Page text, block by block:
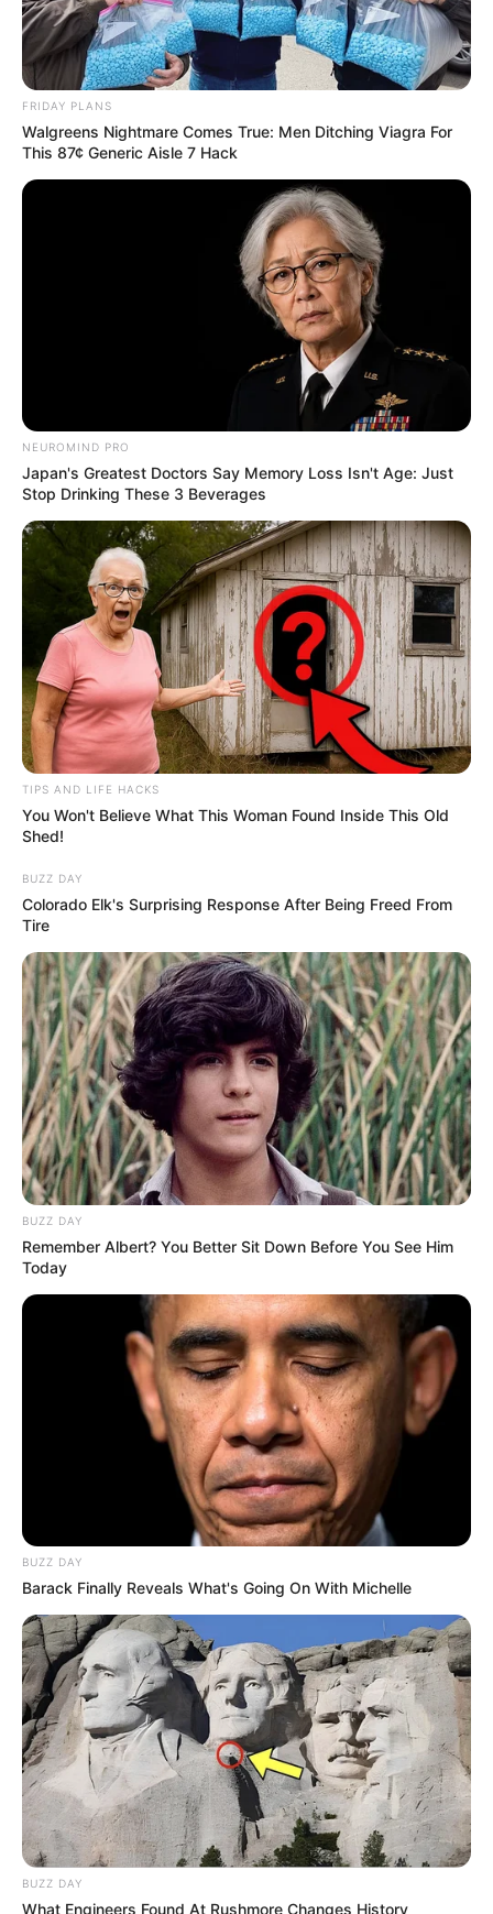
Quermania folgen: Impressum & Kontakt
Smartphone Startseite
Auf einigen Seiten dieses Projektes sind Affiliate-
Angebote integriert. Wenn etwas darüber gebucht oder
gekauft wird, ist das eine Unterstützung, ohne dass sich
dadurch der Preis ändert.
FRIDAY PLANS
Walgreens Nightmare Comes True: Men Ditching Viagra For
This 87¢ Generic Aisle 7 Hack
NEUROMIND PRO
Japan's Greatest Doctors Say Memory Loss Isn't Age: Just
Stop Drinking These 3 Beverages
TIPS AND LIFE HACKS
You Won't Believe What This Woman Found Inside This Old
Shed!
BUZZ DAY
Colorado Elk's Surprising Response After Being Freed From
Tire
BUZZ DAY
Remember Albert? You Better Sit Down Before You See Him
Today
BUZZ DAY
Barack Finally Reveals What's Going On With Michelle
BUZZ DAY
What Engineers Found At Rushmore Changes History